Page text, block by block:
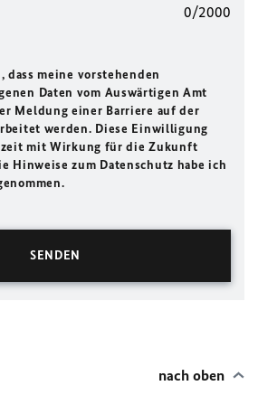
0/2000
meine vorstehenden
Daten vom Auswärtigen Amt
Meldung einer Barriere auf der
werden. Diese Einwilligung
mit Wirkung für die Zukunft
Hinweise zum Datenschutz habe ich
nach oben